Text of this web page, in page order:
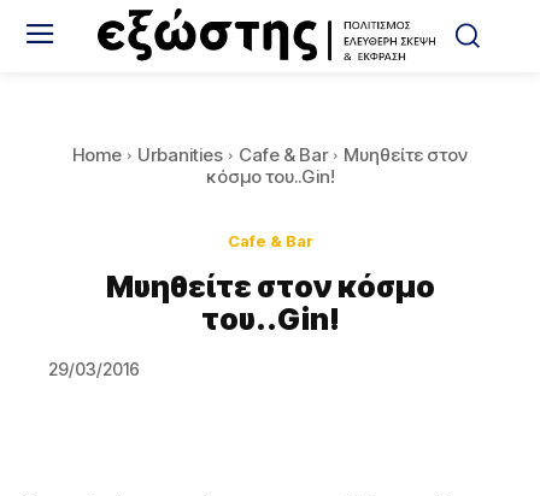
Home Urbanities Cafe & Bar
Μυηθείτε στον
κόσμο του..Gin!
Cafe & Bar
Μυηθείτε στον κόσμο
του..Gin!
29/03/2016